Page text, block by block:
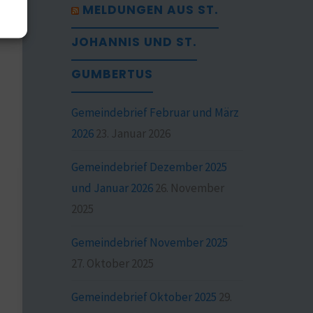
MELDUNGEN AUS ST.
JOHANNIS UND ST.
GUMBERTUS
Gemeindebrief Februar und März
202623. Januar 2026
Gemeindebrief Dezember 2025
und Januar 202626. November
2025
Gemeindebrief November 2025
27. Oktober 2025
Gemeindebrief Oktober 2025 29.